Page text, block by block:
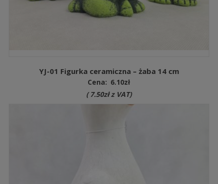
YJ-01 Figurka ceramiczna – żaba 14 cm
Cena: 6.10zł
( 7.50złz VAT)